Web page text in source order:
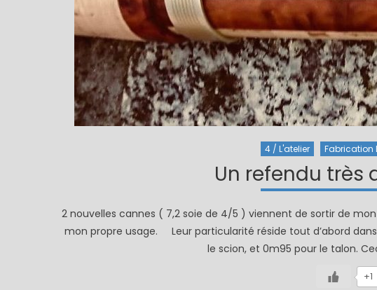
4 / L'atelier Fabrication
Un refendu très
2 nouvelles cannes ( 7,2 soie de 4/5 ) viennent de sortir de
mon propre usage. Leur particularité réside tout d’abord
le scion, et 0m95 pour le talon.
+1